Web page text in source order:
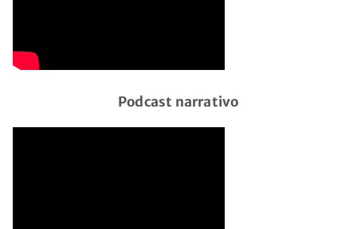
Podcast narrativo